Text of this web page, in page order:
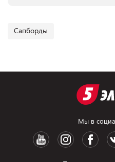
Сапборды
Мы в